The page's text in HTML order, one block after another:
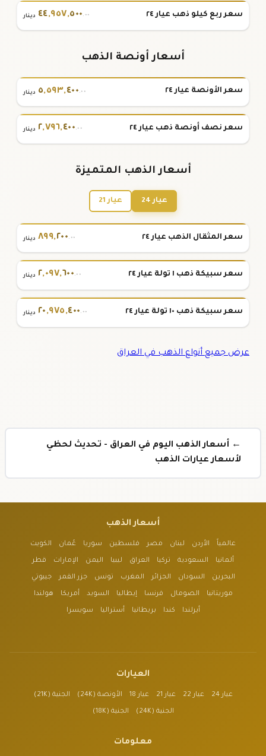
سعر ربع كيلو ذهب عيار ٢٤ ٤٤,٩٥٧,٥٠٠.٠٠ دينار
أسعار أونصة الذهب
سعر الأونصة عيار ٢٤ ٥,٥٩٣,٤٠٠.٠٠ دينار
سعر نصف أونصة ذهب عيار ٢٤ ٢,٧٩٦,٤٠٠.٠٠ دينار
أسعار الذهب المتميزة
عيار 24 عيار 21
سعر المثقال الذهب عيار ٢٤ ٨٩٩,٢٠٠.٠٠ دينار
سعر سبيكة ذهب ١ تولة عيار ٢٤ ٢,٠٩٧,٦٠٠.٠٠ دينار
سعر سبيكة ذهب ١٠ تولة عيار ٢٤ ٢٠,٩٧٥,٤٠٠.٠٠ دينار
عرض جميع أنواع الذهب في العراق
← أسعار الذهب اليوم في العراق - تحديث لحظي
لأسعار عيارات الذهب
أسعار الذهب
عالمياً الأردن لبنان مصر فلسطين سوريا عُمان الكويت
ألمانيا السعودية تركيا العراق ليبيا اليمن الإمارات قطر
البحرين السودان الجزائر المغرب تونس جزر القمر جيبوتي
موريتانيا الصومال فرنسا إيطاليا السويد أمريكا هولندا
أيرلندا كندا بريطانيا أستراليا سويسرا
العيارات
عيار 24 عيار 22 عيار 21 عيار 18 الأونصة (24K) الجنية (21K)
الجنية (24K) الجنية (18K)
معلومات